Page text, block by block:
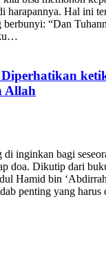
harapannya. Hal ini
“Dan
Allah
di inginkan bagi
doa. Dikutip dari
Hamid bin
penting yang